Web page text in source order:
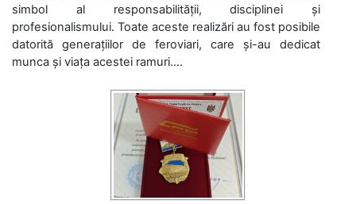
simbol al responsabilității, disciplinei și
profesionalismului. Toate aceste realizări au fost posibile
datorită generațiilor de feroviari, care și-au dedicat
munca și viața acestei ramuri....